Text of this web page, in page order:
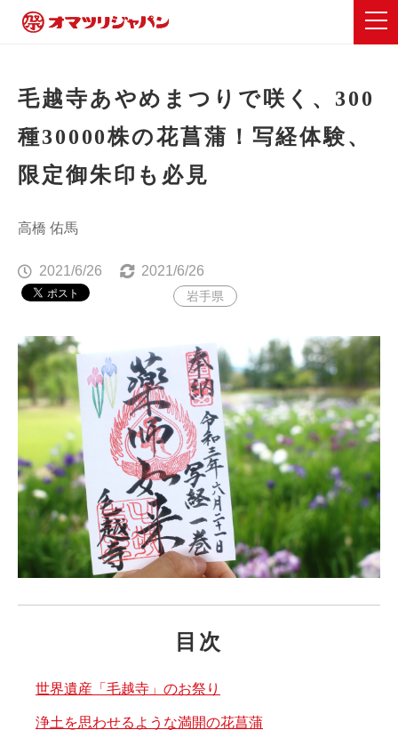
毛越寺あやめまつりで咲く、300
種30000株の花菖蒲！写経体験、
限定御朱印も必見
高橋 佑馬
2021/6/26 2021/6/26
岩手県
目次
世界遺産「毛越寺」のお祭り
浄土を思わせるような満開の花菖蒲